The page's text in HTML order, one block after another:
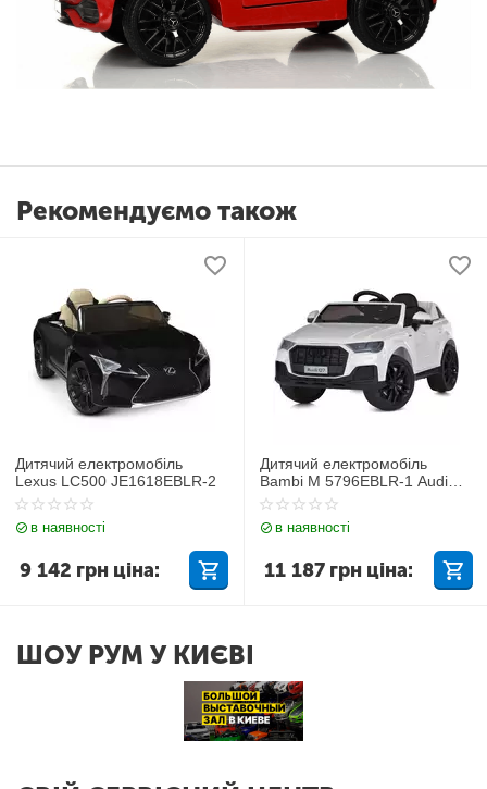
Рекомендуємо також
Дитячий електромобіль
Lexus LC500 JE1618EBLR-2
в наявності
9 142 грн ціна:
Дитячий електромобіль
Bambi M 5796EBLR-1 Audi
Q7
в наявності
11 187 грн ціна:
ШОУ РУМ У КИЄВІ